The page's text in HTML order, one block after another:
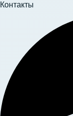
Контакты